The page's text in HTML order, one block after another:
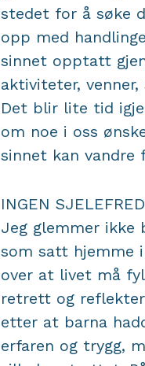
stedet for å søke
opp med
sinnet opptatt
aktiviteter,
Det blir lite tid
om noe i oss
sinnet kan vandre
INGEN SJELEFRED
Jeg glemmer ikke
som satt hjemme
over at livet må
retrett og
etter at barna
erfaren og trygg,